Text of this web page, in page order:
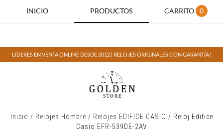
INICIO PRODUCTOS CARRITO 0
LÍDERES EN VENTA ONLINE DESDE 2012 | RELOJES ORIGINALES CON GARANTÍA |
Inicio / Relojes Hombre / Relojes EDIFICE CASIO / Reloj Edifice
Casio EFR-539DE-2AV